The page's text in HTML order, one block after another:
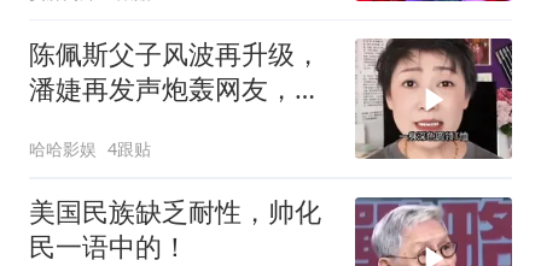
陈佩斯父子风波再升级，
潘婕再发声炮轰网友，真
哈哈影娱 4跟贴
美国民族缺乏耐性，帅化
民一语中的！